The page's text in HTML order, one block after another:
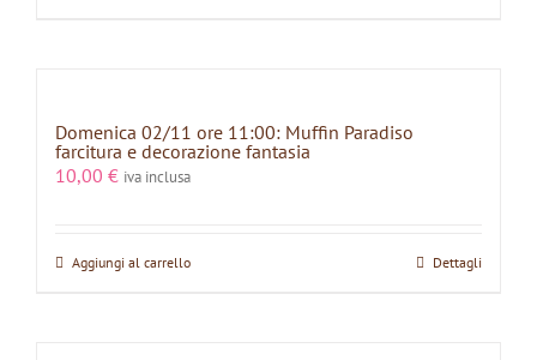
Domenica 02/11 ore 11:00: Muffin Paradiso
farcitura e decorazione fantasia
10,00 € iva inclusa
Aggiungi al carrello Dettagli